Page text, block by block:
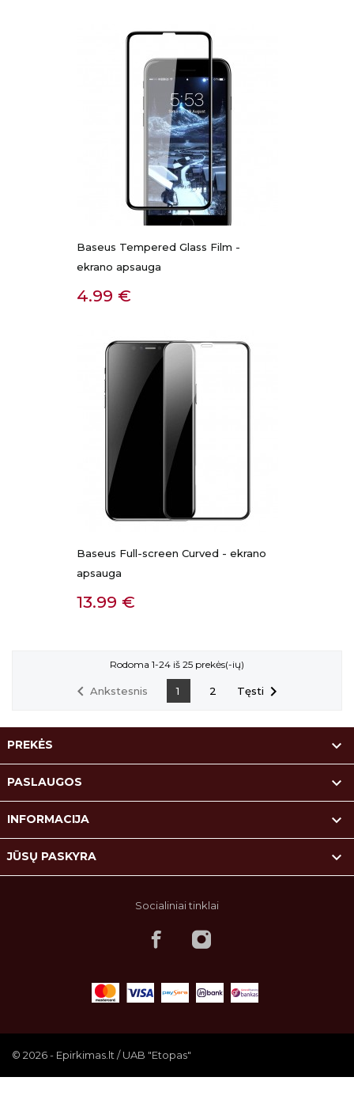
Baseus Tempered Glass Film -
ekrano apsauga
Kaina
4.99 €
Baseus Full-screen Curved - ekrano
apsauga
Kaina
13.99 €
Rodoma 1-24 iš 25 prekės(-ių)
Ankstesnis 1 2 Tęsti 
PREKĖS 
PASLAUGOS 
INFORMACIJA 
JŪSŲ PASKYRA 
Socialiniai tinklai
© 2026 - Epirkimas.lt / UAB "Etopas"